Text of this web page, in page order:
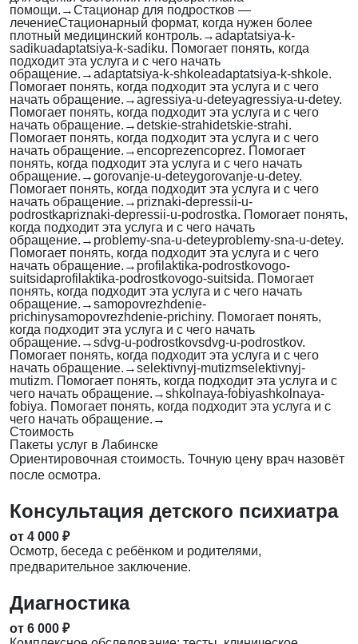
помощи. →Стационар для подростков —
лечениеСтационарный формат, когда нужен более
плотный медицинский контроль. →adaptatsiya-k-
sadikuadaptatsiya-k-sadiku. Помогает понять, когда
подходит эта услуга и с чего начать
обращение. →adaptatsiya-k-shkoleadaptatsiya-k-shkole.
Помогает понять, когда подходит эта услуга и с чего
начать обращение. →agressiya-u-deteyagressiya-u-detey.
Помогает понять, когда подходит эта услуга и с чего
начать обращение. →detskie-strahidetskie-strahi.
Помогает понять, когда подходит эта услуга и с чего
начать обращение. →encoprezencoprez. Помогает
понять, когда подходит эта услуга и с чего начать
обращение. →gorovanje-u-deteygorovanje-u-detey.
Помогает понять, когда подходит эта услуга и с чего
начать обращение. → priznaki-depressii-u-
podrostkapriznaki-depressii-u-podrostka. Помогает понять,
когда подходит эта услуга и с чего начать
обращение. → problemy-sna-u-deteyproblemy-sna-u-detey.
Помогает понять, когда подходит эта услуга и с чего
начать обращение. → profilaktika-podrostkovogo-
suitsidaprofilaktika-podrostkovogo-suitsida. Помогает
понять, когда подходит эта услуга и с чего начать
обращение. →samopovrezhdenie-
prichinysamopovrezhdenie-prichiny. Помогает понять,
когда подходит эта услуга и с чего начать
обращение. →sdvg-u-podrostkovsdvg-u-podrostkov.
Помогает понять, когда подходит эта услуга и с чего
начать обращение. →selektivnyj-mutizmselektivnyj-
mutizm. Помогает понять, когда подходит эта услуга и с
чего начать обращение. →shkolnaya-fobiyashkolnaya-
fobiya. Помогает понять, когда подходит эта услуга и с
чего начать обращение. →
Стоимость
Пакеты услуг в Лабинске
Ориентировочная стоимость. Точную цену врач назовёт
после осмотра.
Консультация детского психиатра
от 4 000 ₽
Осмотр, беседа с ребёнком и родителями,
предварительное заключение.
Диагностика
от 6 000 ₽